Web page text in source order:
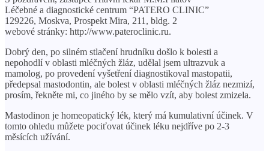
Léčebné a diagnostické centrum “PATERO CLINIC”
129226, Moskva, Prospekt Mira, 211, bldg. 2
webové stránky: http://www.pateroclinic.ru.
Dobrý den, po silném stlačení hrudníku došlo k bolesti a
nepohodlí v oblasti mléčných žláz, udělal jsem ultrazvuk a
mamolog, po provedení vyšetření diagnostikoval mastopatii,
předepsal mastodontin, ale bolest v oblasti mléčných žláz nezmizí,
prosím, řekněte mi, co jiného by se mělo vzít, aby bolest zmizela.
Mastodinon je homeopatický lék, který má kumulativní účinek. V
tomto ohledu můžete pociťovat účinek léku nejdříve po 2-3
měsících užívání.